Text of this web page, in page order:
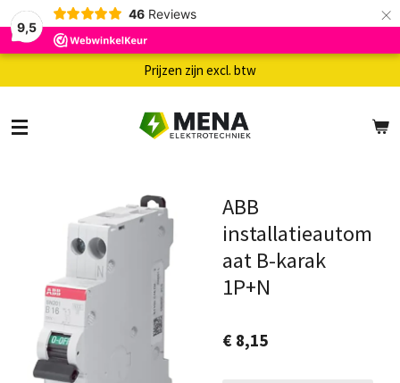
9,5
46 Reviews ×
Prijzen zijn excl. btw
ABB
installatieautom
aat B-karak
1P+N
€ 8,15